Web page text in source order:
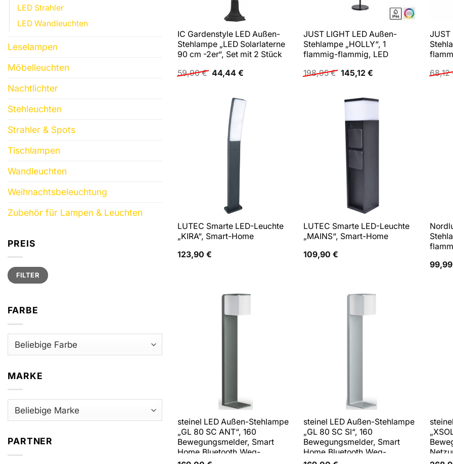
LED Strahler
LED Wandleuchten
Leselampen
Möbelleuchten
Nachtlichter
Stehleuchten
Strahler & Spots
Tischlampen
Wandleuchten
Weihnachtsbeleuchtung
Zubehör für Lampen & Leuchten
PREIS
Min.
Preis
Max.
PreisFILTER
FARBE
MARKE
PARTNER
IC Gardenstyle LED Außen-
Stehlampe „LED Solarlaterne
90 cm -2er“, Set mit 2 Stück
59,90€ Ursprünglicher
Preis
44,44 €Aktueller
JUST LIGHT LED Außen-
Stehlampe „HOLLY“, 1
flammig-flammig, LED
198,95€ Ursprünglicher
Preis
145,12€
JUST
68,12
LUTEC Smarte LED-Leuchte
„KIRA“, Smart-Home
123,90 €
LUTEC Smarte LED-Leuchte
„MAINS“, Smart-Home
109,90€
99,99
steinel LED Außen-Stehlampe
„GL 80 SC ANT“, 160
Bewegungsmelder, Smart
Home,Bluetooth,Weg-
steinel LED Außen-Stehlampe
„GL 80 SC SI“, 160
Bewegungsmelder, Smart
Home,Bluetooth,Weg-